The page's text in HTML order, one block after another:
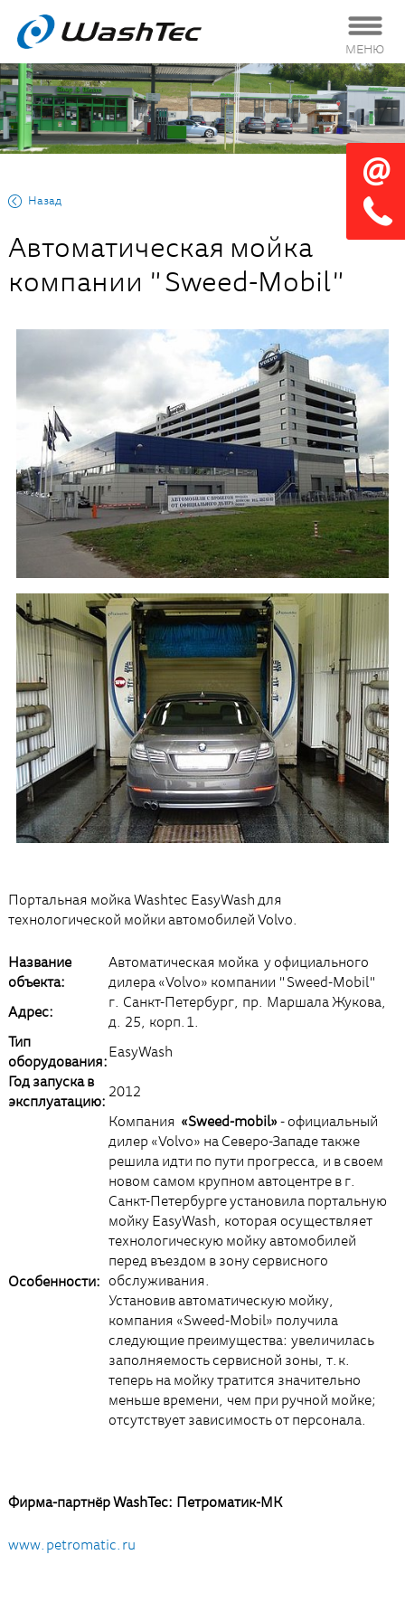
МЕНЮ
Назад
Автоматическая мойка
компании "Sweed-Mobil"
Портальная мойка Washtec EasyWash для
технологической мойки автомобилей Volvo.
Название
объекта:
Автоматическая мойка у официального
дилера «Volvo» компании "Sweed-Mobil"
Адрес:
г. Санкт-Петербург, пр. Маршала Жукова,
д. 25, корп.1.
Тип
оборудования:
EasyWash
Год запуска в
эксплуатацию:
2012
Особенности:
Компания «Sweed-mobil»- официальный
дилер «Volvo» на Северо-Западе также
решила идти по пути прогресса, и в своем
новом самом крупном автоцентре в г.
Санкт-Петербурге установила портальную
мойку EasyWash, которая осуществляет
технологическую мойку автомобилей
перед въездом в зону сервисного
обслуживания.
Установив автоматическую мойку,
компания «Sweed-Mobil» получила
следующие преимущества: увеличилась
заполняемость сервисной зоны, т.к.
теперь на мойку тратится значительно
меньше времени, чем при ручной мойке;
отсутствует зависимость от персонала.
Фирма-партнёр WashTec: Петроматик-МК
www.petromatic.ru